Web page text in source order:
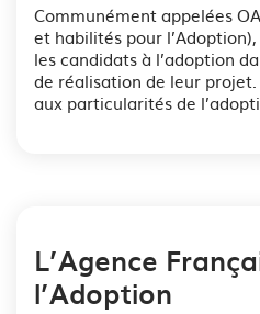
Communément appelées
et habilités pour
les candidats à l’adoption
de réalisation de leur
aux particularités de
L’Agence
l’Adoption